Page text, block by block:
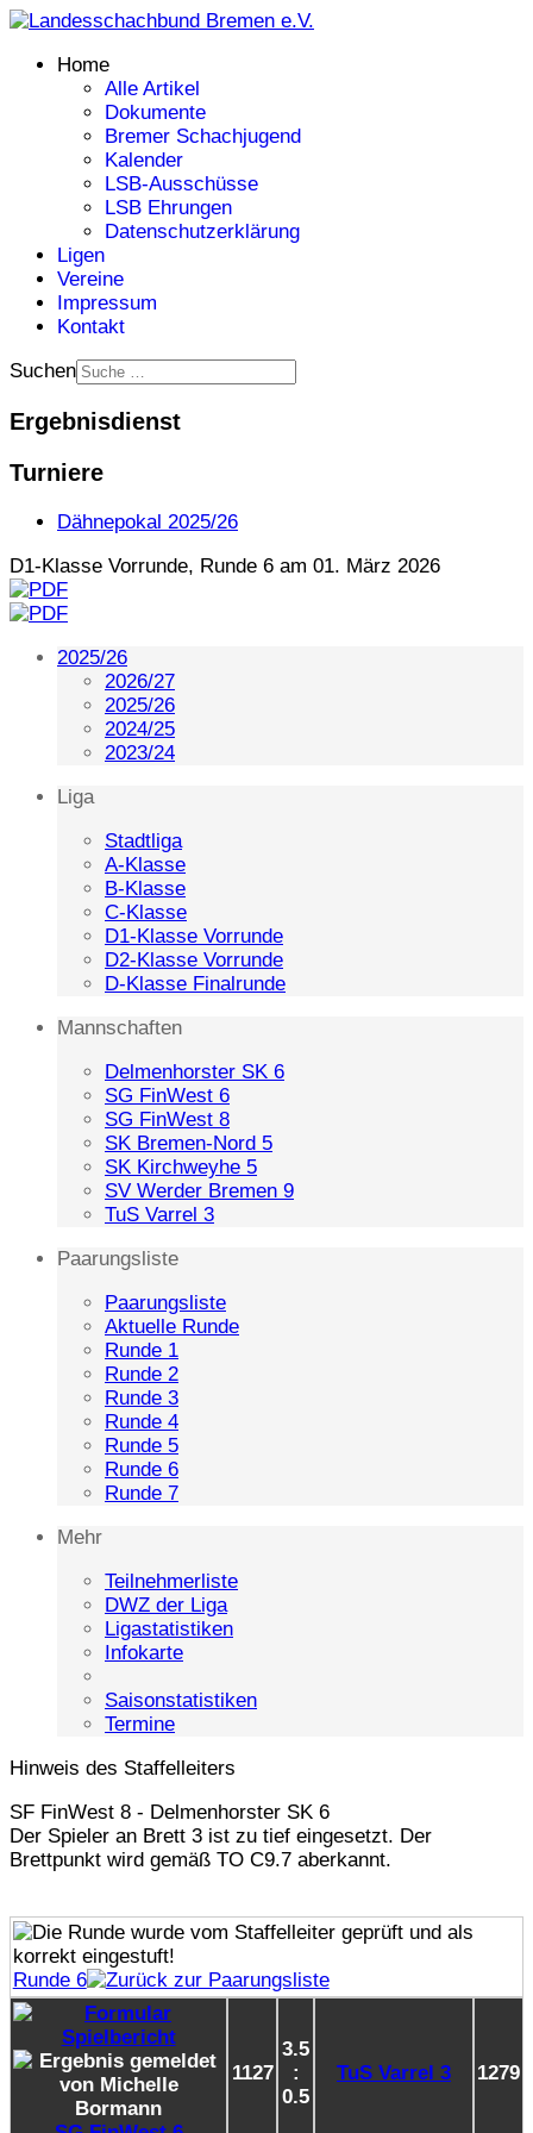
Home
Alle Artikel
Dokumente
Bremer Schachjugend
Kalender
LSB-Ausschüsse
LSB Ehrungen
Datenschutzerklärung
Ligen
Vereine
Impressum
Kontakt
Suchen
Ergebnisdienst
Turniere
Dähnepokal 2025/26
D1-Klasse Vorrunde, Runde 6 am 01. März 2026
2025/26
2026/27
2025/26
2024/25
2023/24
Liga
Stadtliga
A-Klasse
B-Klasse
C-Klasse
D1-Klasse Vorrunde
D2-Klasse Vorrunde
D-Klasse Finalrunde
Mannschaften
Delmenhorster SK 6
SG FinWest 6
SG FinWest 8
SK Bremen-Nord 5
SK Kirchweyhe 5
SV Werder Bremen 9
TuS Varrel 3
Paarungsliste
Paarungsliste
Aktuelle Runde
Runde 1
Runde 2
Runde 3
Runde 4
Runde 5
Runde 6
Runde 7
Mehr
Teilnehmerliste
DWZ der Liga
Ligastatistiken
Infokarte
Saisonstatistiken
Termine
Hinweis des Staffelleiters
SF FinWest 8 - Delmenhorster SK 6
Der Spieler an Brett 3 ist zu tief eingesetzt. Der
Brettpunkt wird gemäß TO C9.7 aberkannt.
Runde 6
1127
3.5
:
0.5
TuS Varrel 3 1279